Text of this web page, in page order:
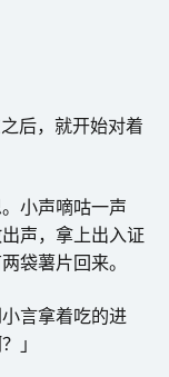
后，就开始对着
小声嘀咕一声
声，拿上出入证
袋薯片回来。
言拿着吃的进
」